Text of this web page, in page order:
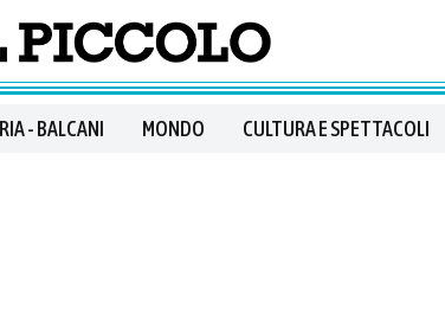
- BALCANI MONDO CULTURA E SPETTACOLI